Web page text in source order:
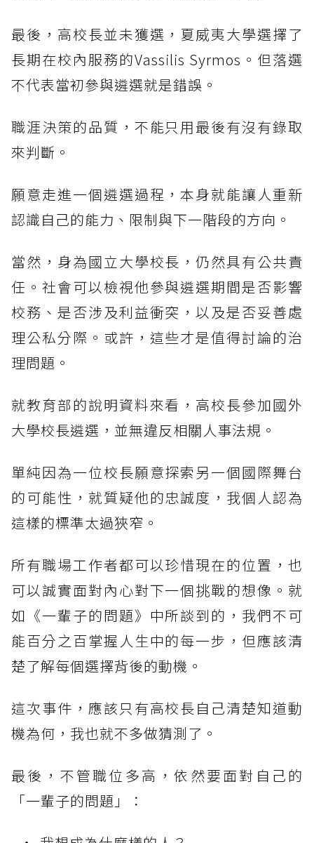
最後，高校長並未獲選，夏威夷大學選擇了
長期在校內服務的Vassilis Syrmos。但落選
不代表當初參與遴選就是錯誤。
職涯決策的品質，不能只用最後有沒有錄取
來判斷。
願意走進一個遴選過程，本身就能讓人重新
認識自己的能力、限制與下一階段的方向。
當然，身為國立大學校長，仍然具有公共責
任。社會可以檢視他參與遴選期間是否影響
校務、是否涉及利益衝突，以及是否妥善處
理公私分際。或許，這些才是值得討論的治
理問題。
就教育部的說明資料來看，高校長參加國外
大學校長遴選，並無違反相關人事法規。
單純因為一位校長願意探索另一個國際舞台
的可能性，就質疑他的忠誠度，我個人認為
這樣的標準太過狹窄。
所有職場工作者都可以珍惜現在的位置，也
可以誠實面對內心對下一個挑戰的想像。就
如《一輩子的問題》中所談到的，我們不可
能百分之百掌握人生中的每一步，但應該清
楚了解每個選擇背後的動機。
這次事件，應該只有高校長自己清楚知道動
機為何，我也就不多做猜測了。
最後，不管職位多高，依然要面對自己的
「一輩子的問題」：